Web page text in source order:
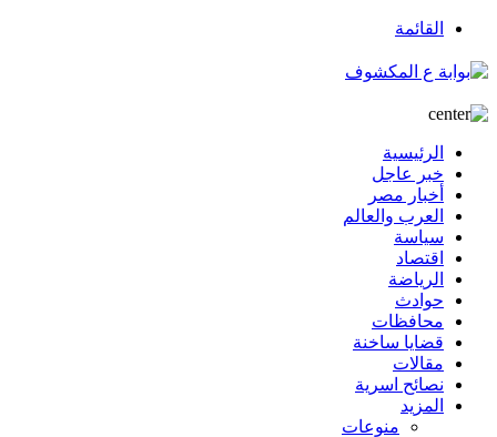
القائمة
الرئيسية
خبر عاجل
أخبار مصر
العرب والعالم
سياسة
اقتصاد
الرياضة
حوادث
محافظات
قضايا ساخنة
مقالات
نصائح اسرية
المزيد
منوعات